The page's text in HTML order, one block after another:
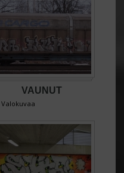
VAUNUT
Valokuvaa